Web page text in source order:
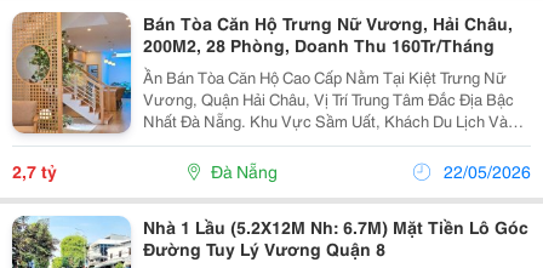
Bán Tòa Căn Hộ Trưng Nữ Vương, Hải Châu,
200M2, 28 Phòng, Doanh Thu 160Tr/Tháng
Ần Bán Tòa Căn Hộ Cao Cấp Nằm Tại Kiệt Trưng Nữ
Vương, Quận Hải Châu, Vị Trí Trung Tâm Đắc Địa Bậc
Nhất Đà Nẵng. Khu Vực Sầm Uất, Khách Du Lịch Và
Khách Thuê Lưu Trú Đông Đúc Quanh Năm, Thích Hợp
Khai Thác Apartment, Homestay Hoặc Giữ Tài Sản
2,7 tỷ Đà Nẵng 22/05/2026
Nhà 1 Lầu (5.2X12M Nh: 6.7M) Mặt Tiền Lô Góc
Đường Tuy Lý Vương Quận 8